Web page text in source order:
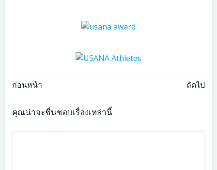
Post
navigation
ก่อนหน้า
navigation
ถัดไป
คุณน่าจะชื่นชอบเรื่องเหล่านี้